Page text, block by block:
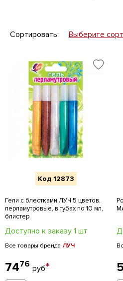
Сортировать: Выберите
Код 12873
Гели с блестками ЛУЧ 5 цветов,
перламутровые, в тубах по 10 мл,
блистер
Доступно к заказу 1 шт
Все товары бренда ЛУЧ
7476 руб*